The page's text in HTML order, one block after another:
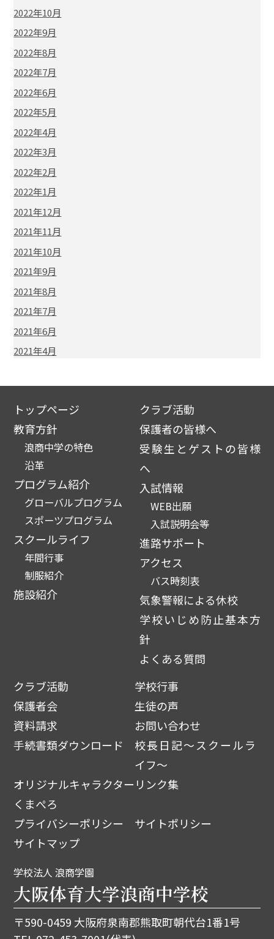
2022年10月
2022年9月
2022年8月
2022年7月
2022年6月
2022年5月
2022年4月
2022年3月
2022年2月
2022年1月
2021年12月
2021年11月
2021年10月
2021年9月
2021年8月
2021年7月
2021年6月
2021年4月
トップページ
教育方針
浪商中学の特色
沿革
プログラム紹介
グローバルプログラム
スポーツプログラム
スクールライフ
年間行事
制服紹介
施設紹介
クラブ活動
保護者の皆様へ
受験生とゲストの皆様
へ
入試情報
WEB出願
入試説明会等
進路サポート
アクセス
バス時刻表
気象警報による休校
学校いじめ防止基本方
針
よくある質問
クラブ活動
学校行事
保護者会
生徒の声
資料請求
お問い合わせ
手続書類ダウンロード
校長日記～スクールラ
イフ～
オリジナルキャラクター
くまぺろ
リンク集
プライバシーポリシー
サイトポリシー
サイトマップ
学校法人 浪商学園
大阪体育大学浪商中学校
〒590-0459 大阪府泉南郡熊取町朝代台1番1号